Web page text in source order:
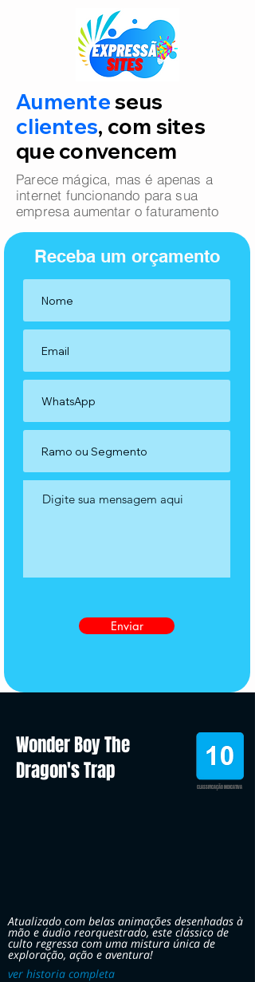
Aumenteseus
clientes, com sites
que convencem
Parece mágica, mas é apenas a
internet funcionando para sua
empresa aumentar o faturamento
Receba um orçamento
Enviar
Wonder Boy The
Dragon's Trap
CLASSIFICAÇÃO INDICATIVA
Atualizado com belas animações desenhadas à
mão e áudio reorquestrado, este clássico de
culto regressa com uma mistura única de
exploração, ação e aventura!
ver historia completa